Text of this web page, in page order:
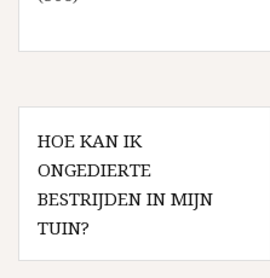
Bericht
navigatie
HOE KAN IK
ONGEDIERTE
BESTRIJDEN IN MIJN
TUIN?